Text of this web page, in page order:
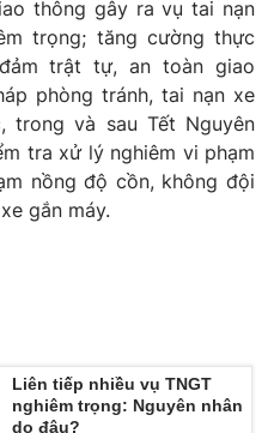
thông gây ra vụ tai nạn
trọng; tăng cường thực
trật tự, an toàn giao
phòng tránh, tai nạn xe
trong và sau Tết Nguyên
tra xử lý nghiêm vi phạm
nồng độ cồn, không đội
gắn máy.
Liên tiếp nhiều vụ TNGT
nghiêm trọng: Nguyên nhân
do đâu?